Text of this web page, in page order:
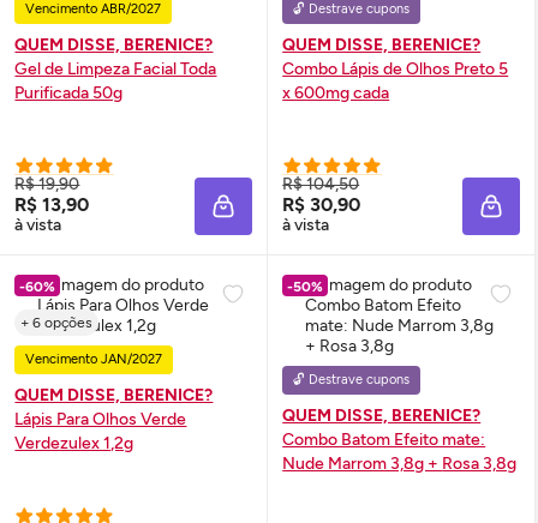
Vencimento ABR/2027
QUEM DISSE, BERENICE?
Gel de Limpeza Facial Toda
Purificada 50g
R$ 19,90
R$ 13,90
à vista ADICIONAR À SACOLA
🔓 Destrave cupons
QUEM DISSE, BERENICE?
Combo Lápis de Olhos Preto 5
x 600mg cada
R$ 104,50
R$ 30,90
à vista
-60%
+ 6 opções
Vencimento JAN/2027
QUEM DISSE, BERENICE?
Lápis Para Olhos Verde
Verdezulex 1,2g
-50%
🔓 Destrave cupons
QUEM DISSE, BERENICE?
Combo Batom Efeito mate:
Nude Marrom 3,8g + Rosa 3,8g